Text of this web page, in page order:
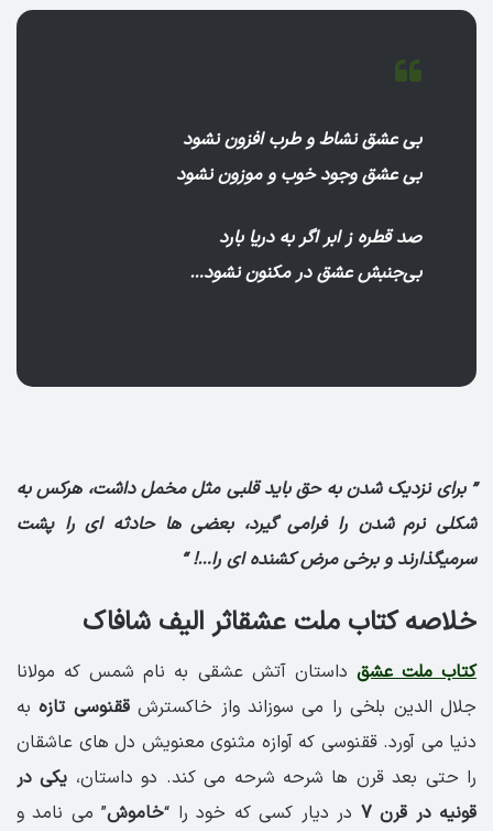
بی عشق نشاط و طرب افزون نشود
بی عشق وجود خوب و موزون نشود
صد قطره ز ابر اگر به دریا بارد
بی‌جنبش عشق در مکنون نشود…
” برای نزدیک شدن به حق باید قلبی مثل مخمل داشت، هرکس به
شکلی نرم شدن را فرامی گیرد، بعضی ها حادثه ای را پشت
سرمیگذارند و برخی مرض کشنده ای را…! “
خلاصه کتاب ملت عشقاثر الیف شافاک
کتاب ملت عشق داستان آتش عشقی به نام شمس که مولانا
جلال الدین بلخی را می سوزاند واز خاکسترشققنوسی تازه به
دنیا می آورد. ققنوسی که آوازه مثنوی معنویش دل های عاشقان
را حتی بعد قرن ها شرحه شرحه می کند. دو داستان، یکی در
قونیه در قرن 7
در دیار کسی که خود را “خاموش” می نامد و